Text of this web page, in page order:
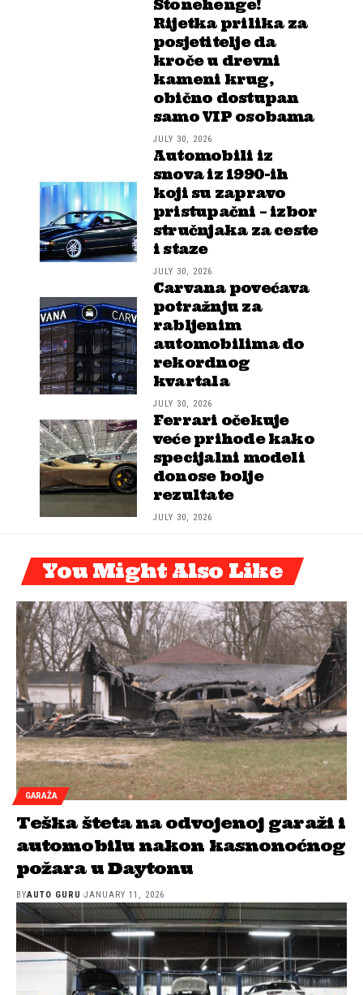
Stonehenge!
Rijetka prilika za
posjetitelje da
kroče u drevni
kameni krug,
obično dostupan
samo VIP osobama
JULY 30, 2026
Automobili iz
snova iz 1990-ih
koji su zapravo
pristupačni – izbor
stručnjaka za ceste
i staze
JULY 30, 2026
Carvana povećava
potražnju za
rabljenim
automobilima do
rekordnog
kvartala
JULY 30, 2026
Ferrari očekuje
veće prihode kako
specijalni modeli
donose bolje
rezultate
JULY 30, 2026
You Might Also Like
GARAŽA
Teška šteta na odvojenoj garaži i
automobilu nakon kasnonoćnog
požara u Daytonu
BYAUTO GURU JANUARY 11, 2026